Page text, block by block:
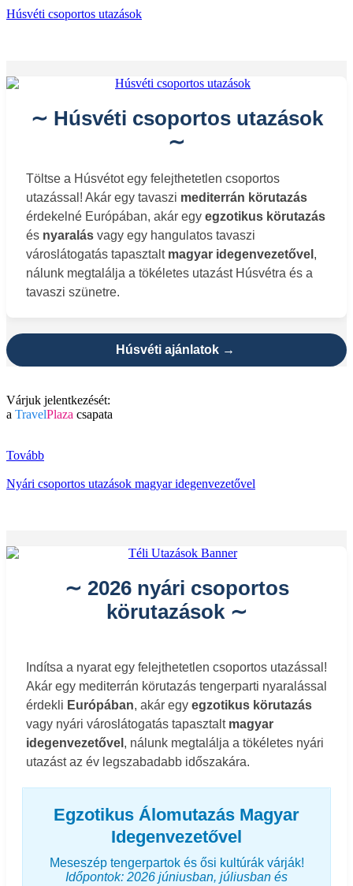
Húsvéti csoportos utazások
∼ Húsvéti csoportos utazások
∼
Töltse a Húsvétot egy felejthetetlen csoportos
utazással! Akár egy tavaszi mediterrán körutazás
érdekelné Európában, akár egy egzotikus körutazás
és nyaralás vagy egy hangulatos tavaszi
városlátogatás tapasztalt magyar idegenvezetővel ,
nálunk megtalálja a tökéletes utazást Húsvétra és a
tavaszi szünetre.
Húsvéti ajánlatok →
Várjuk jelentkezését:
a TravelPlaza csapata
Tovább
Nyári csoportos utazások magyar idegenvezetővel
∼ 2026 nyári csoportos
körutazások ∼
Indítsa a nyarat egy felejthetetlen csoportos utazással!
Akár egy mediterrán körutazás tengerparti nyaralással
érdekli Európában, akár egy egzotikus körutazás
vagy nyári városlátogatás tapasztalt magyar
idegenvezetővel , nálunk megtalálja a tökéletes nyári
utazást az év legszabadabb időszakára.
Egzotikus Álomutazás Magyar
Idegenvezetővel
Meseszép tengerpartok és ősi kultúrák várják!
Időpontok: 2026 júniusban, júliusban és